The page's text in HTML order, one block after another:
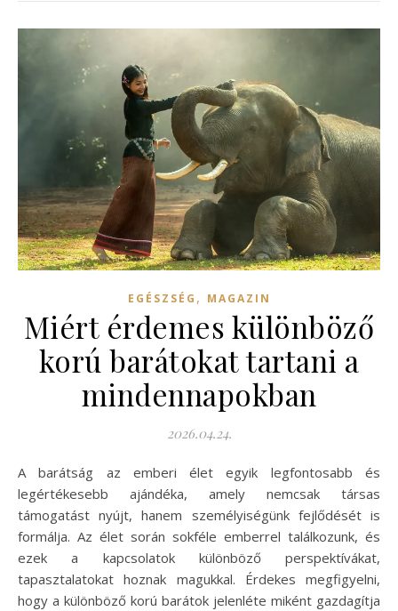
EGÉSZSÉG , MAGAZIN
Miért érdemes különböző
korú barátokat tartani a
mindennapokban
2026.04.24.
A barátság az emberi élet egyik legfontosabb és
legértékesebb ajándéka, amely nemcsak társas
támogatást nyújt, hanem személyiségünk fejlődését is
formálja. Az élet során sokféle emberrel találkozunk, és
ezek a kapcsolatok különböző perspektívákat,
tapasztalatokat hoznak magukkal. Érdekes megfigyelni,
hogy a különböző korú barátok jelenléte miként gazdagítja